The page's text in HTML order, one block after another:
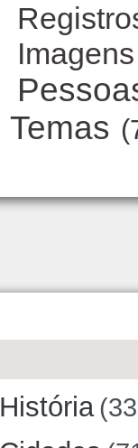
Imagens
Temas
História